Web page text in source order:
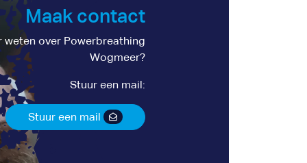
Maak contact
weten over Powerbreathing
Wogmeer?
Stuur een mail:
Stuur een mail